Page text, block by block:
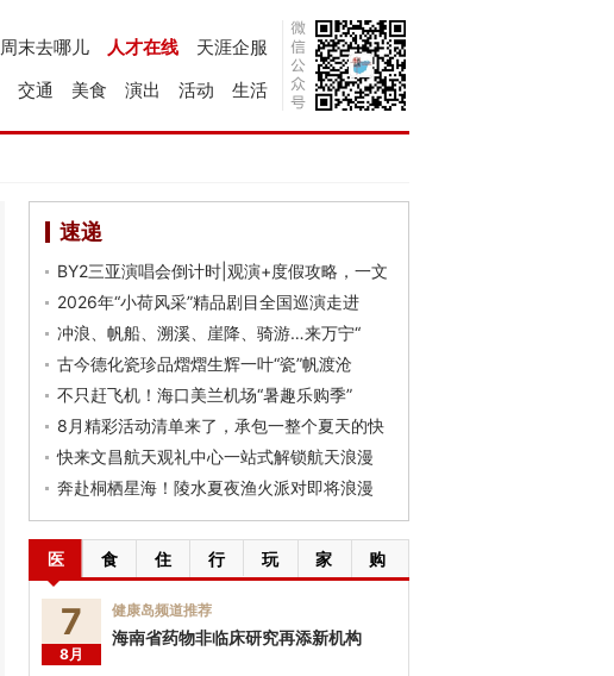
天涯企服
人才在线
周末去哪儿
生活
活动
演出
美食
交通
速递
BY2三亚演唱会倒计时|观演+度假攻略，一文
2026年“小荷风采”精品剧目全国巡演走进
冲浪、帆船、溯溪、崖降、骑游…来万宁“
古今德化瓷珍品熠熠生辉一叶“瓷”帆渡沧
不只赶飞机！海口美兰机场“暑趣乐购季”
8月精彩活动清单来了，承包一整个夏天的快
快来文昌航天观礼中心一站式解锁航天浪漫
奔赴桐栖星海！陵水夏夜渔火派对即将浪漫
医 食 住 行 玩 家 购
7
8月
健康岛频道推荐
海南省药物非临床研究再添新机构